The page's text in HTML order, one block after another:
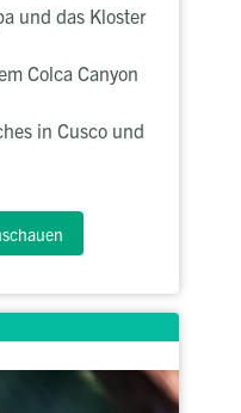
und das Kloster
Colca Canyon
in Cusco und